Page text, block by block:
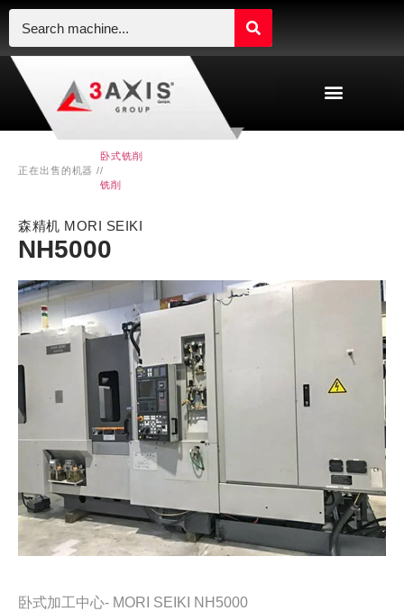
正在出售的机器 /
卧式铣削
/
铣削
森精机 MORI SEIKI
NH5000
卧式加工中心- MORI SEIKI NH5000